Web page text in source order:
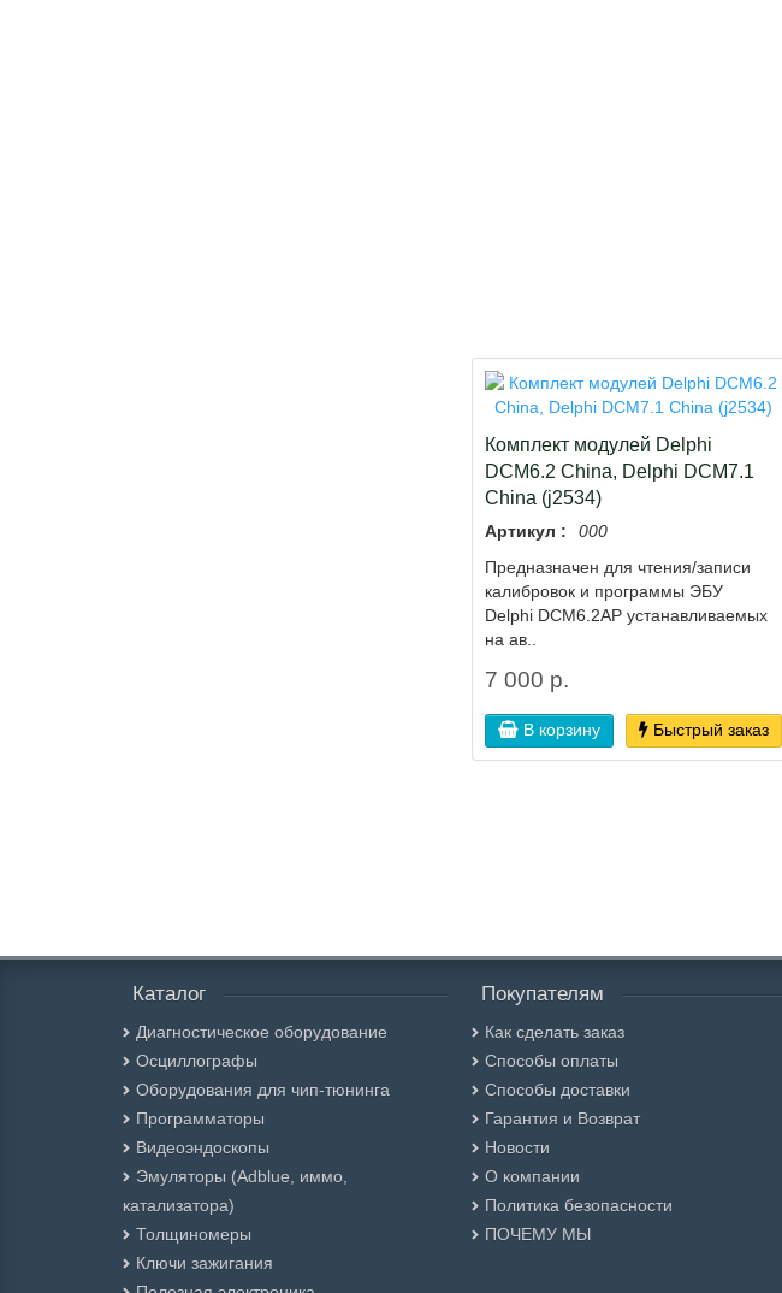
Комплект модулей Delphi
DCM6.2 China, Delphi DCM7.1
China (j2534)
Артикул :
000
Предназначен для чтения/записи
калибровок и программы ЭБУ
Delphi DCM6.2AP устанавливаемых
на ав..
7 000 р.
В корзину Быстрый заказ
Каталог
Диагностическое оборудование
Осциллографы
Оборудования для чип-тюнинга
Программаторы
Видеоэндоскопы
Эмуляторы (Adblue, иммо,
катализатора)
Толщиномеры
Ключи зажигания
Покупателям
Как сделать заказ
Способы оплаты
Способы доставки
Гарантия и Возврат
Новости
О компании
Политика безопасности
ПОЧЕМУ МЫ